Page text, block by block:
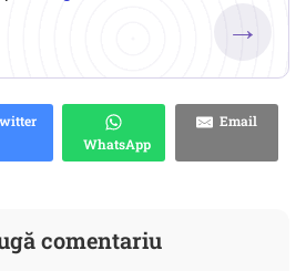
→
WhatsApp
Email
comentariu